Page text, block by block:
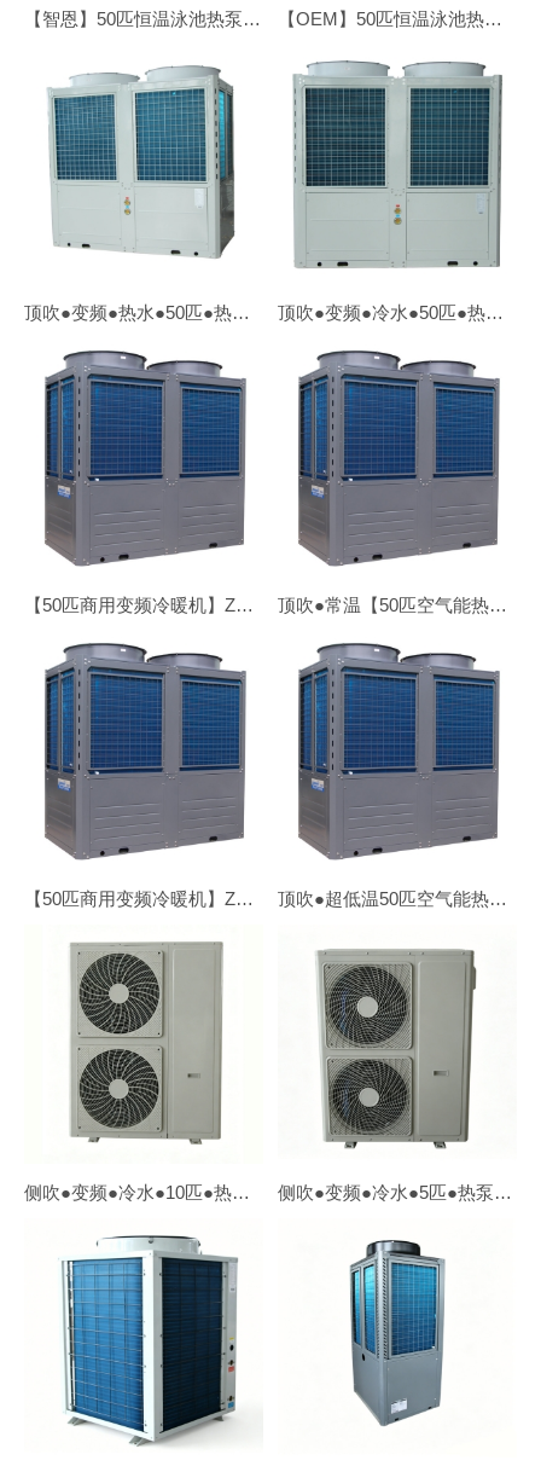
【智恩】50匹恒温泳池热泵●顶吹 【OEM】50匹恒温泳池热泵●侧吹
顶吹●变频●热水●50匹●热泵【外贸OEM】 顶吹●变频●冷水●50匹●热泵【外贸OEM】
【50匹商用变频冷暖机】ZN-CDKFDX/LN-500I 顶吹●常温【50匹空气能热水机】ZN-KFDX/V-500Ⅱ
【50匹商用变频冷暖机】ZDC-150/SN1-DK 顶吹●超低温50匹空气能热水机ZN-DKFDX-500Ⅱ
侧吹●变频●冷水●10匹●热泵【外贸OEM】 侧吹●变频●冷水●5匹●热泵【外贸OEM】